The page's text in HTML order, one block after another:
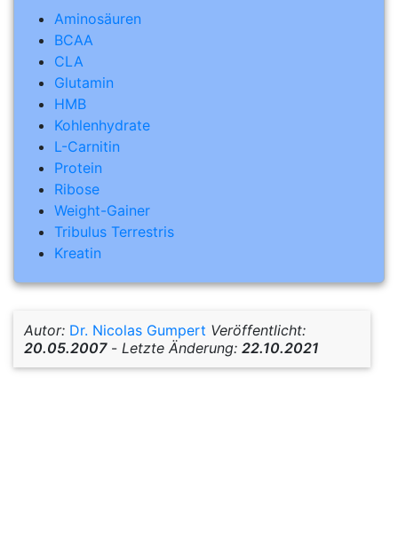
Aminosäuren
BCAA
CLA
Glutamin
HMB
Kohlenhydrate
L-Carnitin
Protein
Ribose
Weight-Gainer
Tribulus Terrestris
Kreatin
Autor: Dr. Nicolas Gumpert Veröffentlicht:
20.05.2007- Letzte Änderung: 22.10.2021